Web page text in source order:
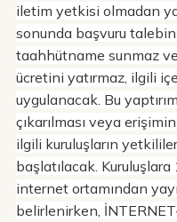
iletim yetkisi olmadan
sonunda başvuru
taahhütname sunmaz
ücretini yatırmaz, ilgili
uygulanacak. Bu
çıkarılması veya
ilgili kuruluşların
başlatılacak.
internet ortamından
belirlenirken,